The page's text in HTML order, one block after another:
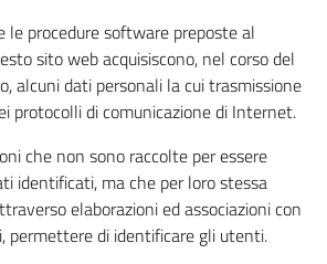
le procedure software preposte al
sito web acquisiscono, nel corso del
alcuni dati personali la cui trasmissione
protocolli di comunicazione di Internet.
che non sono raccolte per essere
identificati, ma che per loro stessa
elaborazioni ed associazioni con
permettere di identificare gli utenti.